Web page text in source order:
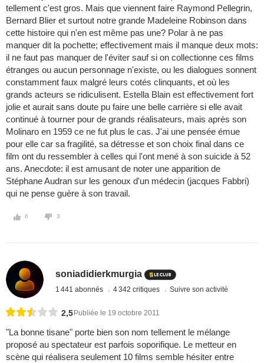
tellement c'est gros. Mais que viennent faire Raymond Pellegrin,
Bernard Blier et surtout notre grande Madeleine Robinson dans
cette histoire qui n'en est même pas une? Polar à ne pas
manquer dit la pochette; effectivement mais il manque deux mots:
il ne faut pas manquer de l'éviter sauf si on collectionne ces films
étranges ou aucun personnage n'existe, ou les dialogues sonnent
constamment faux malgré leurs cotés clinquants, et où les
grands acteurs se ridiculisent. Estella Blain est effectivement fort
jolie et aurait sans doute pu faire une belle carrière si elle avait
continué à tourner pour de grands réalisateurs, mais après son
Molinaro en 1959 ce ne fut plus le cas. J'ai une pensée émue
pour elle car sa fragilité, sa détresse et son choix final dans ce
film ont du ressembler à celles qui l'ont mené à son suicide à 52
ans. Anecdote: il est amusant de noter une apparition de
Stéphane Audran sur les genoux d'un médecin (jacques Fabbri)
qui ne pense guère à son travail.
0 3
soniadidierkmurgia
1 441 abonnés 4 342 critiques Suivre son activité
2,5 Publiée le 19 octobre 2011
"La bonne tisane" porte bien son nom tellement le mélange
proposé au spectateur est parfois soporifique. Le metteur en
scène qui réalisera seulement 10 films semble hésiter entre